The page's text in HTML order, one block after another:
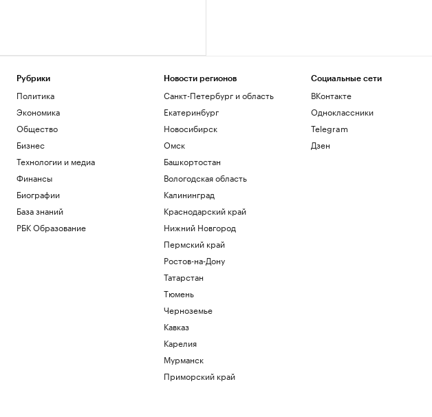
Рубрики
Политика
Экономика
Общество
Бизнес
Технологии и медиа
Финансы
Биографии
База знаний
РБК Образование
Новости регионов
Санкт-Петербург и область
Екатеринбург
Новосибирск
Омск
Башкортостан
Вологодская область
Калининград
Краснодарский край
Нижний Новгород
Пермский край
Ростов-на-Дону
Татарстан
Тюмень
Черноземье
Кавказ
Карелия
Мурманск
Приморский край
Социальные сети
ВКонтакте
Одноклассники
Telegram
Дзен